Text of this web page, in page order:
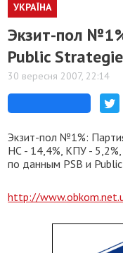
УКРАЇНА
Экзит-пол
Public
30 вересня 2007, 22:14
Экзит-пол №1%:
НС - 14,4%, КПУ -
по данным PSB и
http://